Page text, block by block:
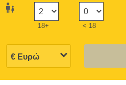
18+ < 18